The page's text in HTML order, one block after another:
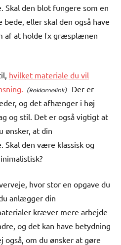
Skal den blot fungere som en
eller skal den også have
af at holde fx græsplænen
hvilket materiale du vil
Der er
og det afhænger i høj
og stil. Det er også vigtigt at
ønsker, at din
Skal den være klassisk og
hvor stor en opgave du
anlægger din
kræver mere arbejde
og det kan have betydning
også, om du ønsker at gøre